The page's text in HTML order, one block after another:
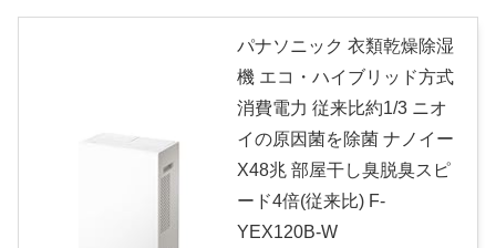
パナソニック 衣類乾燥除湿
機 エコ・ハイブリッド方式
消費電力 従来比約1/3 ニオ
イの原因菌を除菌 ナノイー
X48兆 部屋干し臭脱臭スピ
ード4倍(従来比) F-
YEX120B-W